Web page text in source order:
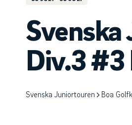
Div.3
Svenska Juniortouren Boa